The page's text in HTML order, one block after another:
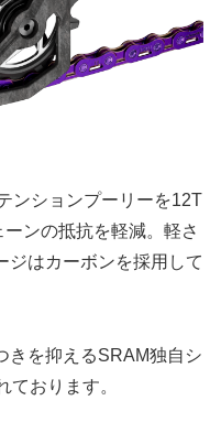
ンションプーリーを12T
ンの抵抗を軽減。軽さ
ジはカーボンを採用して
きを抑えるSRAM独自シ
ております。